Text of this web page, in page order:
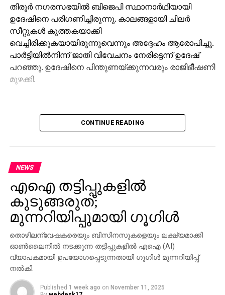
തിരൂര്‍ നഗരസഭയില്‍ ബിജെപി സ്ഥാനാര്‍ഥിയായി
ഉദേഷിനെ പരിഗണിച്ചിരുന്നു. കാലങ്ങളായി ചിലര്‍
സീറ്റുകള്‍ കുത്തകയാക്കി
വെച്ചിരിക്കുകയായിരുന്നുവെന്നും അദ്ദേഹം ആരോപിച്ചു.
പാര്‍ട്ടിയില്‍നിന്ന് ജാതി വിവേചനം നേരിട്ടെന്ന് ഉദേഷ്
പറഞ്ഞു. ഉദേഷിനെ പിന്തുണയ്ക്കുന്നവരും രാജിഭീഷണി
മുഴക്കി.
CONTINUE READING
NEWS
എഐ തട്ടിപ്പുകളില്‍
കുടുങ്ങരുത്;
മുന്നറിയിപ്പുമായി ഗൂഗിള്‍
തൊഴിലന്വേഷകരെയും ബിസിനസുകളെയും ലക്ഷ്യമാക്കി
ഓണ്‍ലൈനില്‍ നടക്കുന്ന തട്ടിപ്പുകളില്‍ എഐ (AI)
വ്യാപകമായി ഉപയോഗപ്പെടുന്നതായി ഗൂഗിള്‍ മുന്നറിയിപ്പ്
നല്‍കി.
Published 1 week ago on November 11, 2025